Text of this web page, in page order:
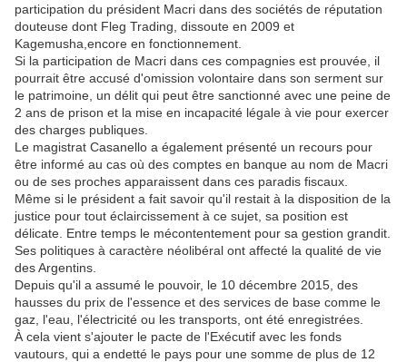
participation du président Macri dans des sociétés de réputation
douteuse dont Fleg Trading, dissoute en 2009 et
Kagemusha,encore en fonctionnement.
Si la participation de Macri dans ces compagnies est prouvée, il
pourrait être accusé d'omission volontaire dans son serment sur
le patrimoine, un délit qui peut être sanctionné avec une peine de
2 ans de prison et la mise en incapacité légale à vie pour exercer
des charges publiques.
Le magistrat Casanello a également présenté un recours pour
être informé au cas où des comptes en banque au nom de Macri
ou de ses proches apparaissent dans ces paradis fiscaux.
Même si le président a fait savoir qu'il restait à la disposition de la
justice pour tout éclaircissement à ce sujet, sa position est
délicate. Entre temps le mécontentement pour sa gestion grandit.
Ses politiques à caractère néolibéral ont affecté la qualité de vie
des Argentins.
Depuis qu'il a assumé le pouvoir, le 10 décembre 2015, des
hausses du prix de l'essence et des services de base comme le
gaz, l'eau, l'électricité ou les transports, ont été enregistrées.
À cela vient s'ajouter le pacte de l'Exécutif avec les fonds
vautours, qui a endetté le pays pour une somme de plus de 12